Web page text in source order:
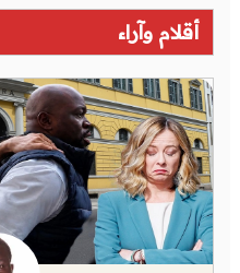
أقلام وآراء